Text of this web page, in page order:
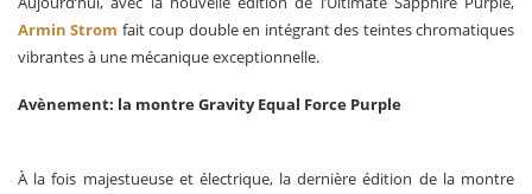
Armin Strom fait coup double en intégrant des teintes chromatiques
vibrantes à une mécanique exceptionnelle.
Avènement: la montre Gravity Equal Force Purple
À la fois majestueuse et électrique, la dernière édition de la montre